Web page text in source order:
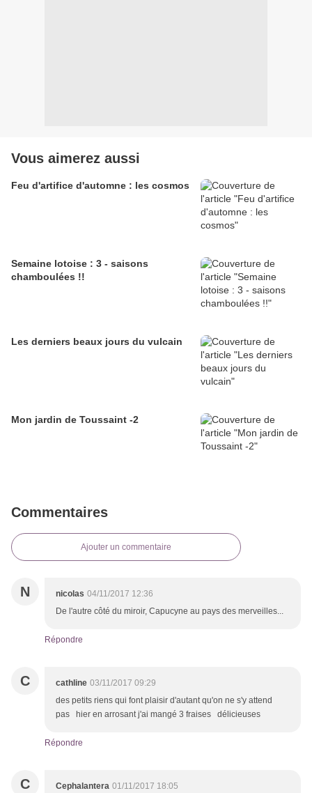
Vous aimerez aussi
Feu d'artifice d'automne : les cosmos
Semaine lotoise : 3 - saisons
chamboulées !!
Les derniers beaux jours du vulcain
Mon jardin de Toussaint -2
Commentaires
Ajouter un commentaire
N nicolas 04/11/2017 12:36
De l'autre côté du miroir, Capucyne au pays des merveilles...
Répondre
C cathline 03/11/2017 09:29
des petits riens qui font plaisir d'autant qu'on ne s'y attend
pas hier en arrosant j'ai mangé 3 fraises délicieuses
Répondre
C Cephalantera 01/11/2017 18:05